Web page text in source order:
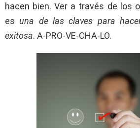
hacen bien. Ver a través de los
es una de las claves para
exitosa. A-PRO-VE-CHA-LO.